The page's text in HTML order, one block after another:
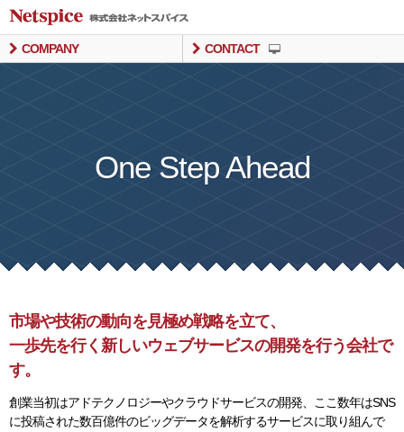
COMPANY CONTACT
One Step Ahead
市場や技術の動向を見極め戦略を立て、
一歩先を行く新しいウェブサービスの開発を行う会社で
す。
創業当初はアドテクノロジーやクラウドサービスの開発、ここ数年はSNS
に投稿された数百億件のビッグデータを解析するサービスに取り組んで